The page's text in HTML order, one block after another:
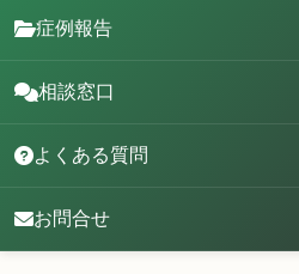
症例報告
相談窓口
よくある質問
お問合せ